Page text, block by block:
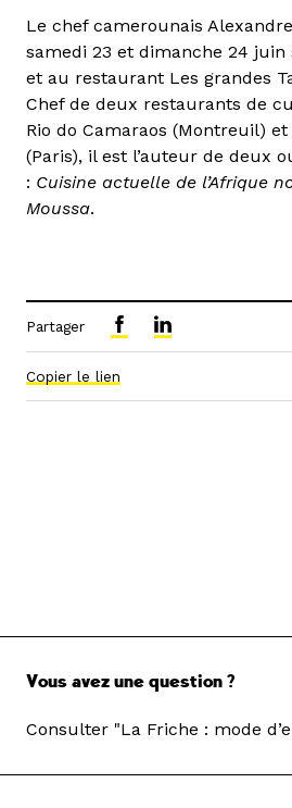
Le chef camerounais
samedi 23 et dimanche 24
et au restaurant Les grandes
Chef de deux restaurants de
Rio do Camaraos (Montreuil)
(Paris), il est l’auteur de deux
: Cuisine actuelle de l’Afrique
Moussa.
Partager
Copier le lien
Vous avez une question ?
Consulter "La Friche : mode